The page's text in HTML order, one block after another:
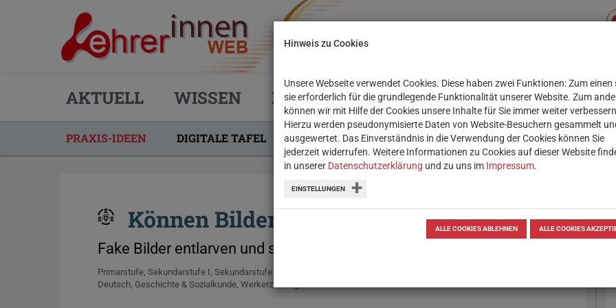
AKTUELL WISSEN PRAXIS(CURRENT)
SERVICE WORKSHOPS
PRAXIS-IDEEN
DIGITALE TAFEL ROBOTIK & CODING LERN-APPS
Können Bilder lügen?
Fake Bilder entlarven und selbst gestalten.
Primarstufe Sekundarstufe I Sekundarstufe II
Deutsch Geschichte & Sozialkunde Werkerziehung & bildnerisches Gestalten
Hinweis zu Cookies
Unsere Webseite verwendet Cookies. Diese haben zwei Funktionen: Zum einen
sie erforderlich für die grundlegende Funktionalität unserer Website. Zum
können wir mit Hilfe der Cookies unsere Inhalte für Sie immer weiter
Hierzu werden pseudonymisierte Daten von Website-Besuchern gesammelt
ausgewertet. Das Einverständnis in die Verwendung der Cookies können Sie
jederzeit widerrufen. Weitere Informationen zu Cookies auf dieser Website
in unserer Datenschutzerklärung und zu uns im Impressum.
EINSTELLUNGEN
ALLE COOKIES ABLEHNEN ALLE COOKIES